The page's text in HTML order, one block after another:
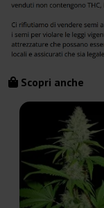
Scopri anche